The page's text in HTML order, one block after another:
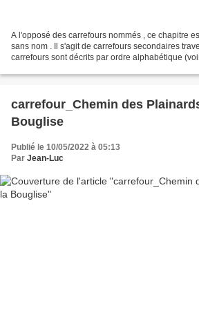
A l'opposé des carrefours nommés , ce chapitre
sans nom . Il s'agit de carrefours secondaires
carrefours sont décrits par ordre alphabétique
carrefour_Chemin des
Bouglise
Publié le 10/05/2022 à 05:13
Par Jean-Luc